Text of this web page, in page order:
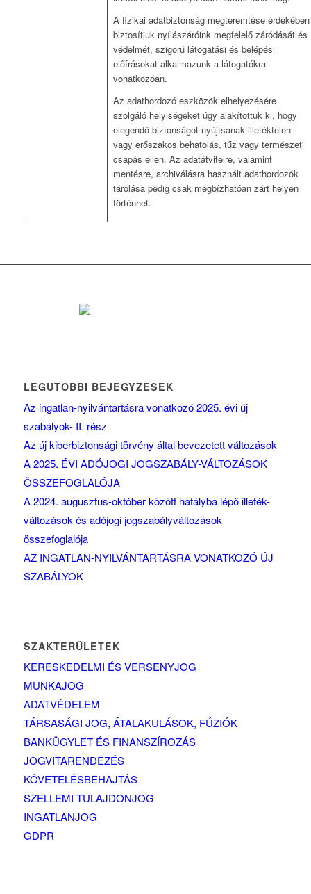
A fizikai adatbiztonság megteremtése érdekében
biztosítjuk nyílászáróink megfelelő záródását és
védelmét, szigorú látogatási és belépési
előírásokat alkalmazunk a látogatókra
vonatkozóan.
Az adathordozó eszközök elhelyezésére
szolgáló helyiségeket úgy alakítottuk ki, hogy
elegendő biztonságot nyújtsanak illetéktelen
vagy erőszakos behatolás, tűz vagy természeti
csapás ellen. Az adatátvitelre, valamint
mentésre, archiválásra használt adathordozók
tárolása pedig csak megbízhatóan zárt helyen
történhet.
LEGUTÓBBI BEJEGYZÉSEK
Az ingatlan-nyilvántartásra vonatkozó 2025. évi új
szabályok- II. rész
Az új kiberbiztonsági törvény által bevezetett változások
A 2025. ÉVI ADÓJOGI JOGSZABÁLY-VÁLTOZÁSOK
ÖSSZEFOGLALÓJA
A 2024. augusztus-október között hatályba lépő illeték-
változások és adójogi jogszabályváltozások
összefoglalója
AZ INGATLAN-NYILVÁNTARTÁSRA VONATKOZÓ ÚJ
SZABÁLYOK
SZAKTERÜLETEK
KERESKEDELMI ÉS VERSENYJOG
MUNKAJOG
ADATVÉDELEM
TÁRSASÁGI JOG, ÁTALAKULÁSOK, FÚZIÓK
BANKÜGYLET ÉS FINANSZÍROZÁS
JOGVITARENDEZÉS
KÖVETELÉSBEHAJTÁS
SZELLEMI TULAJDONJOG
INGATLANJOG
GDPR